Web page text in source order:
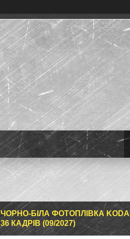
ЧОРНО-БІЛА ФОТОПЛІВКА
36 КАДРІВ (09/2027)